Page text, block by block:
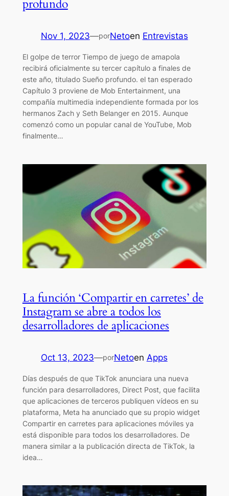
profundo
Nov 1, 2023—porNetoen Entrevistas
El golpe de terror Tiempo de juego de amapola
recibirá oficialmente su tercer capítulo a finales de
este año, titulado Sueño profundo. el tan esperado
Capítulo 3 proviene de Mob Entertainment, una
compañía multimedia independiente formada por los
hermanos Zach y Seth Belanger en 2015. Aunque
comenzó como un popular canal de YouTube, Mob
finalmente…
La función ‘Compartir en carretes’ de
Instagram se abre a todos los
desarrolladores de aplicaciones
Oct 13, 2023—porNetoen Apps
Días después de que TikTok anunciara una nueva
función para desarrolladores, Direct Post, que facilita
que aplicaciones de terceros publiquen vídeos en su
plataforma, Meta ha anunciado que su propio widget
Compartir en carretes para aplicaciones móviles ya
está disponible para todos los desarrolladores. De
manera similar a la publicación directa de TikTok, la
idea…